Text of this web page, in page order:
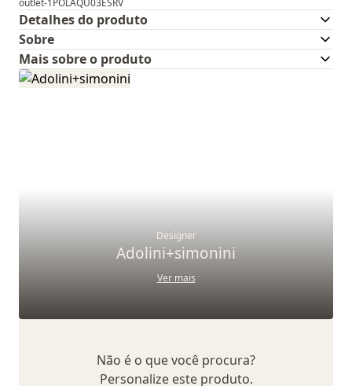
outlet-1POLAQU03ESRV
Detalhes do produto
Sobre
Mais sobre o produto
Designer
Adolini+simonini
Ver mais
Não é o que você procura?
Personalize este produto.